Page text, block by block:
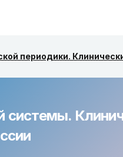
периодики.